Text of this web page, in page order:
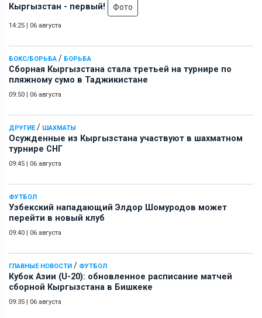
Кыргызстан - первый!
Фото
14:25 06 августа
БОКС/БОРЬБА / БОРЬБА
Сборная Кыргызстана стала третьей на турнире по
пляжному сумо в Таджикистане
09:50 06 августа
ДРУГИЕ/ ШАХМАТЫ
Осужденные из Кыргызстана участвуют в шахматном
турнире СНГ
09:45 06 августа
ФУТБОЛ
Узбекский нападающий Элдор Шомуродов может
перейти в новый клуб
09:40 06 августа
ГЛАВНЫЕ НОВОСТИ / ФУТБОЛ
Кубок Азии (U-20): обновленное расписание матчей
сборной Кыргызстана в Бишкеке
09:35 06 августа